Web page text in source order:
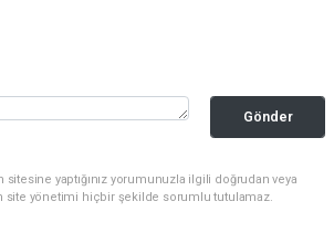
Gönder
yaptığınız yorumunuzla ilgili doğrudan veya
site yönetimi hiçbir şekilde sorumlu tutulamaz.